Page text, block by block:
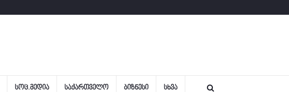
ᲡᲝᲪ.ᲛᲔᲓᲘᲐ ᲡᲐᲥᲐᲠᲗᲕᲔᲚᲝ ᲑᲘᲖᲜᲔᲡᲘ ᲡᲮᲕᲐ